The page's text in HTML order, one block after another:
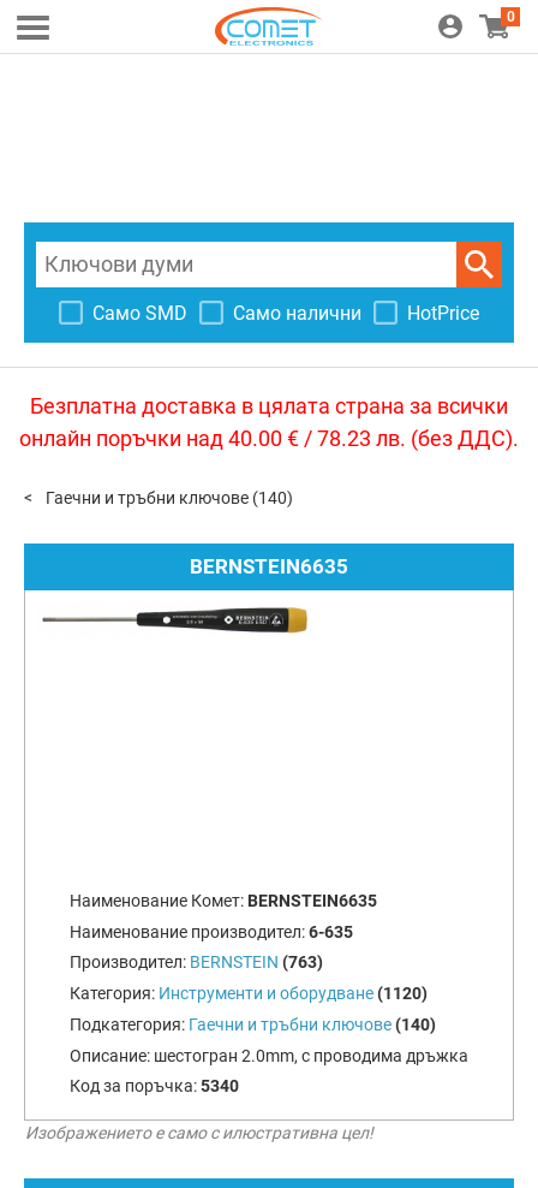
0
Само SMD Само налични HotPrice
Безплатна доставка в цялата страна за всички
онлайн поръчки над 40.00 € / 78.23 лв. (без ДДС).
Гаeчни и тръбни ключове (140)
BERNSTEIN6635
Наименование Комет: BERNSTEIN6635
Наименование производител:6-635
Производител: BERNSTEIN (763)
Категория: Инструменти и оборудване(1120)
Подкатегория: Гаeчни и тръбни ключове(140)
Описание: шестогран 2.0mm, с проводима дръжка
Код за поръчка:5340
Изображението е само с илюстративна цел!